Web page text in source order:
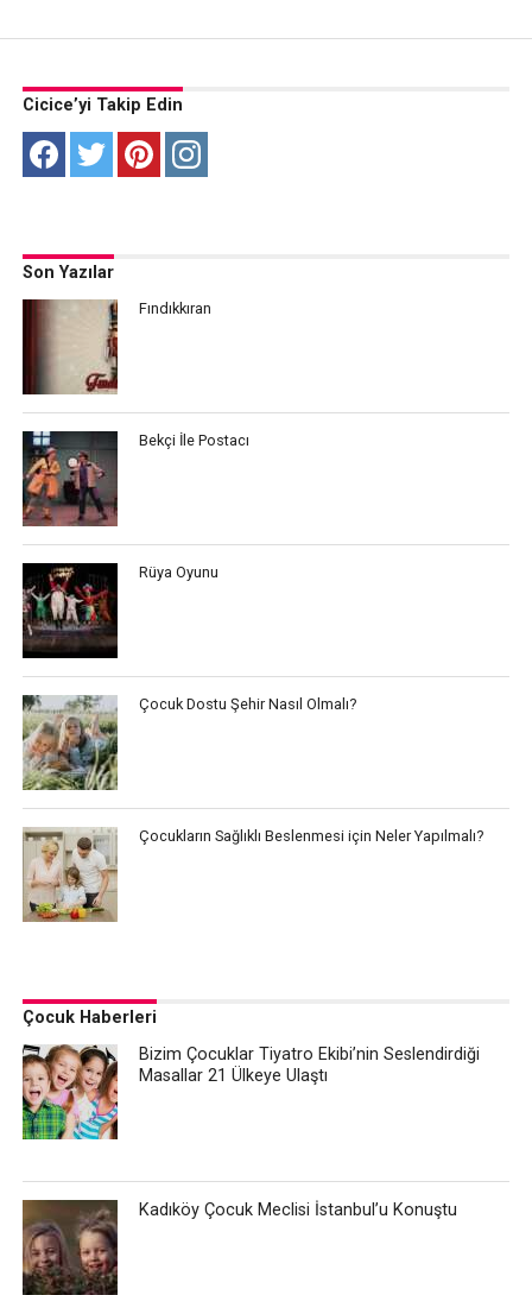
Cicice’yi Takip Edin
Son Yazılar
Fındıkkıran
Bekçi İle Postacı
Rüya Oyunu
Çocuk Dostu Şehir Nasıl Olmalı?
Çocukların Sağlıklı Beslenmesi için Neler Yapılmalı?
Çocuk Haberleri
Bizim Çocuklar Tiyatro Ekibi’nin Seslendirdiği
Masallar 21 Ülkeye Ulaştı
Kadıköy Çocuk Meclisi İstanbul’u Konuştu